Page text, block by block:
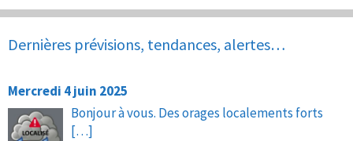
Dernières prévisions, tendances, alertes…
Mercredi 4 juin 2025
Bonjour à vous. Des orages localements forts
[…]